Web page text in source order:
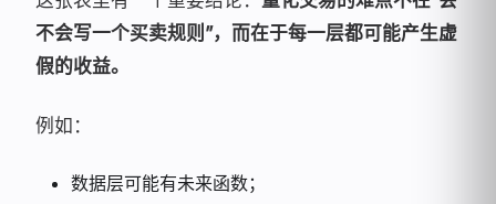
不会写一个买卖规则”，而在于每一层都可能产生虚
假的收益。
例如：
数据层可能有未来函数；